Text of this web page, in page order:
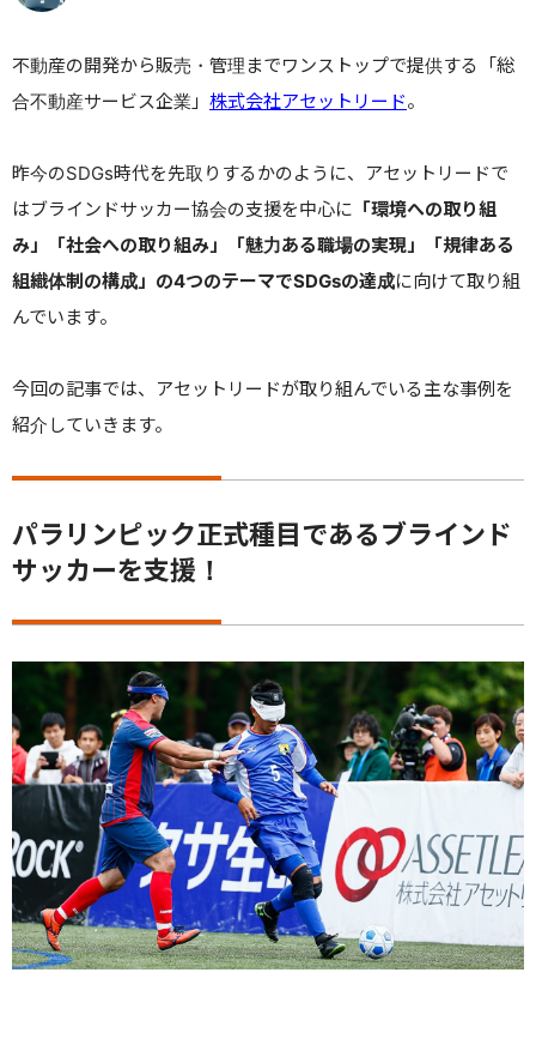
不動産の開発から販売・管理までワンストップで提供する「総
合不動産サービス企業」 株式会社アセットリード。
昨今のSDGs時代を先取りするかのように、アセットリードで
はブラインドサッカー協会の支援を中心に 「環境への取り組
み」「社会への取り組み」「魅力ある職場の実現」「規律ある
組織体制の構成」の4つのテーマでSDGsの達成に向けて取り組
んでいます。
今回の記事では、アセットリードが取り組んでいる主な事例を
紹介していきます。
パラリンピック正式種目であるブラインド
サッカーを支援！